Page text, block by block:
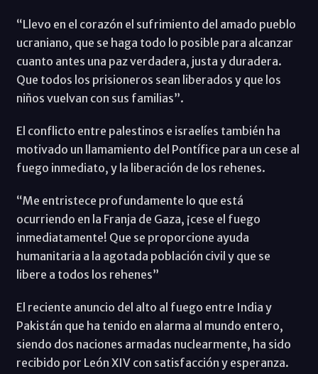
“Llevo en el corazón el sufrimiento del amado pueblo
ucraniano, que se haga todo lo posible para alcanzar
cuanto antes una paz verdadera, justa y duradera.
Que todos los prisioneros sean liberados y que los
niños vuelvan con sus familias”.
El conflicto entre palestinos e israelíes también ha
motivado un llamamiento del Pontífice para un cese al
fuego inmediato, y la liberación de los rehenes.
“Me entristece profundamente lo que está
ocurriendo en la Franja de Gaza, ¡cese el fuego
inmediatamente! Que se proporcione ayuda
humanitaria a la agotada población civil y que se
libere a todos los rehenes”
El reciente anuncio del alto al fuego entre India y
Pakistán que ha tenido en alarma al mundo entero,
siendo dos naciones armadas nuclearmente, ha sido
recibido por León XIV con satisfacción y esperanza.